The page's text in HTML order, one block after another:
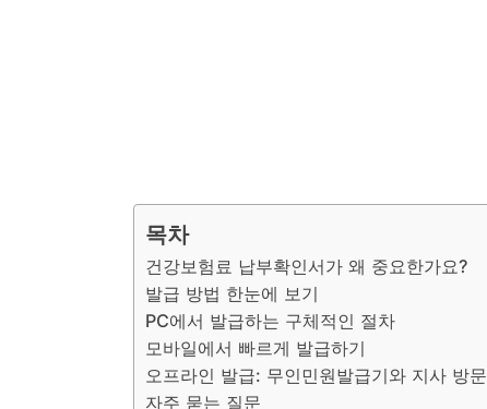
목차
건강보험료 납부확인서가 왜 중요한가요?
발급 방법 한눈에 보기
PC에서 발급하는 구체적인 절차
모바일에서 빠르게 발급하기
오프라인 발급: 무인민원발급기와 지사 방문
자주 묻는 질문